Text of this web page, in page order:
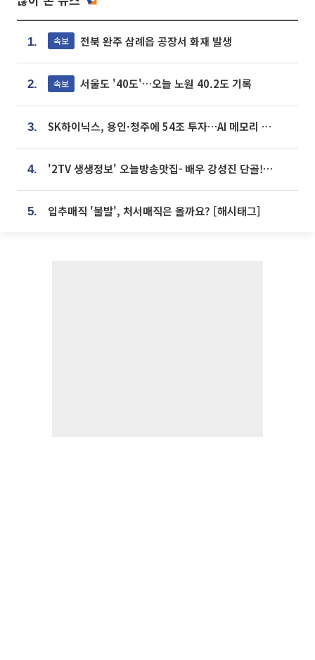
1. 속보 전북 완주 삼례읍 공장서 화재 발생
2. 속보 서울도 '40도'…오늘 노원 40.2도 기록
3. SK하이닉스, 용인·청주에 54조 투자…AI 메모리 생산기지 키운다
4. '2TV 생생정보' 오늘방송맛집- 배우 강성진 단골! 쌀국수ㆍ푸팟퐁 커리 맛집 '블○○○'
5. 입추매직 '불발', 처서매직은 올까요? [해시태그]